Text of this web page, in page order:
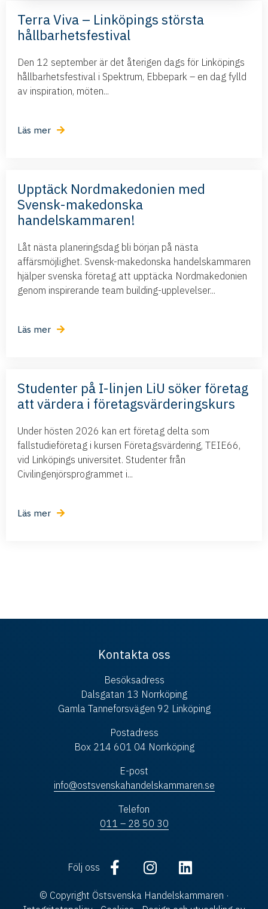
Terra Viva – Linköpings största
hållbarhetsfestival
Den 12 september är det återigen dags för Linköpings
hållbarhetsfestival i Spektrum, Ebbepark – en dag fylld
av inspiration, möten...
Läs mer
Upptäck Nordmakedonien med
Svensk-makedonska
handelskammaren!
Låt nästa planeringsdag bli början på nästa
affärsmöjlighet. Svensk-makedonska handelskammaren
hjälper svenska företag att upptäcka Nordmakedonien
genom inspirerande team building-upplevelser...
Läs mer
Studenter på I-linjen LiU söker företag
att värdera i företagsvärderingskurs
Under hösten 2026 kan ert företag delta som
fallstudieföretag i kursen Företagsvärdering, TEIE66,
vid Linköpings universitet. Studenter från
Civilingenjörsprogrammet i...
Läs mer
Kontakta oss
Besöksadress
Dalsgatan 13 Norrköping
Gamla Tanneforsvägen 92 Linköping
Postadress
Box 214 601 04 Norrköping
E-post
info@ostsvenskahandelskammaren.se
Telefon
011 – 28 50 30
Följ oss
© Copyright Östsvenska Handelskammaren ·